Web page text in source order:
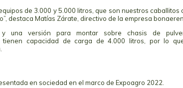
de 3.000 y 5.000 litros, que son nuestros caballitos
destaca Matías Zárate, directivo de la empresa
una versión para montar sobre chasis de
tienen capacidad de carga de 4.000 litros, por lo
en sociedad en el marco de Expoagro 2022.